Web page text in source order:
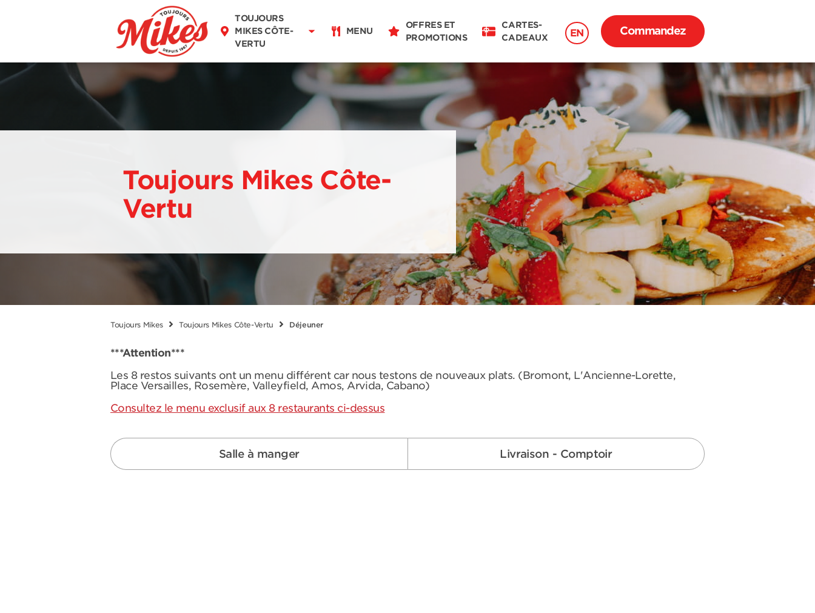
TOUJOURS
MIKES CÔTE-
VERTU
DÉCOUVREZ
NOTRE MENU
Pour emporter
Détails du restaurant Changer de restaurant
MENU
OFFRES ET
PROMOTIONS
CARTES-
CADEAUX
EN Commandez
Toujours Mikes Côte-
Vertu
Toujours Mikes Toujours Mikes Côte-Vertu Déjeuner
***Attention***
Les 8 restos suivants ont un menu différent car nous testons de nouveaux plats. (Bromont, L'Ancienne-Lorette,
Place Versailles, Rosemère, Valleyfield, Amos, Arvida, Cabano)
Consultez le menu exclusif aux 8 restaurants ci-dessus
Salle à manger Livraison - Comptoir